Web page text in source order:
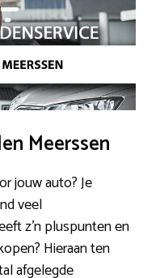
Meerssen
jouw auto? Je
veel
z’n pluspunten en
Hieraan ten
afgelegde